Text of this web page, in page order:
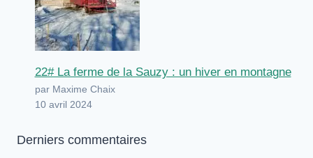
22# La ferme de la Sauzy : un hiver en montagne
par Maxime Chaix
10 avril 2024
Derniers commentaires